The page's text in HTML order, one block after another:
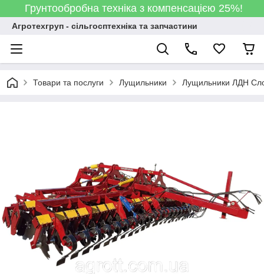
Грунтообробна техніка з компенсацією 25%!
Агротехгруп - сільгосптехніка та запчастини
Товари та послуги Лущильники Лущильники ЛДН